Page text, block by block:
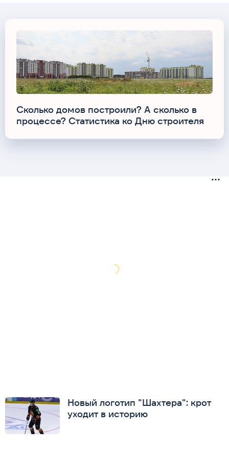
Сколько домов построили? А сколько в
процессе? Статистика ко Дню строителя
Новый логотип "Шахтера": крот
уходит в историю